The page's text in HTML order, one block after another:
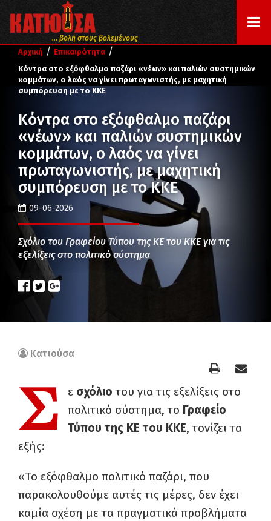
... βολή στους βολεμένους
Αρχική / Επικαιρότητα /
Κόντρα στο εξόφθαλμο παζάρι «νέων» και παλιών συστημικών
κομμάτων, ο λαός να γίνει πρωταγωνιστής, με μαχητική
συμπόρευση με το ΚΚΕ
Κόντρα στο εξόφθαλμο παζάρι
«νέων» και παλιών συστημικών
κομμάτων, ο λαός να γίνει
πρωταγωνιστής, με μαχητική
συμπόρευση με το ΚΚΕ
09-06-2026
Σχόλιο του Γραφείου Τύπου της ΚΕ του ΚΚΕ για τις
εξελίξεις στο πολιτικό σύστημα
Κατιούσα
Σ ε σχόλιο του για τις εξελίξεις στο
πολιτικό σύστημα, το Γραφείο
Τύπου της ΚΕ του ΚΚΕ, τονίζει τα
εξής:
«Το εξόφθαλμο πολιτικό παζάρι, που
παρακολουθούμε αυτές τις μέρες, δεν έχει
καμία σχέση με τα πραγματικά προβλήματα